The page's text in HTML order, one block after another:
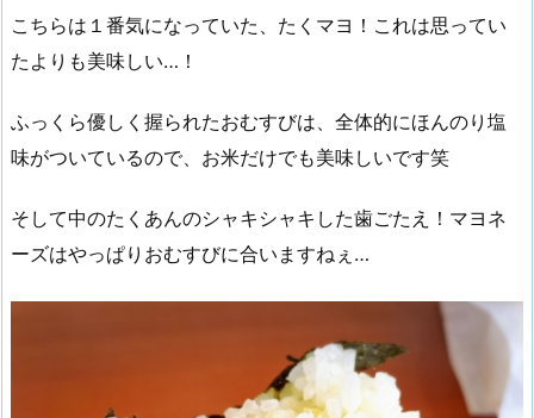
こちらは１番気になっていた、たくマヨ！これは思ってい
たよりも美味しい…！
ふっくら優しく握られたおむすびは、全体的にほんのり塩
味がついているので、お米だけでも美味しいです笑
そして中のたくあんのシャキシャキした歯ごたえ！マヨネ
ーズはやっぱりおむすびに合いますねぇ…